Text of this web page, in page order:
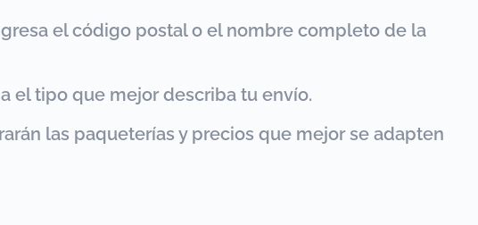
el código postal o el nombre completo de la
el tipo que mejor describa tu envío.
las paqueterías y precios que mejor se adapten